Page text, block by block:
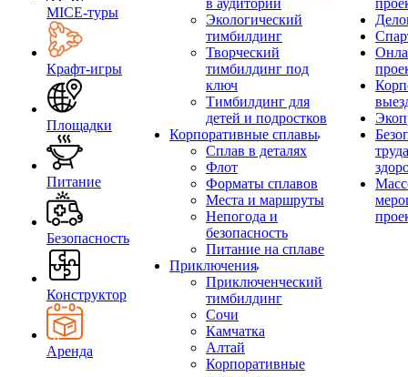
MICE‑туры
Крафт-игры
Площадки
Питание
Безопасность
Конструктор
Аренда
в аудитории
Экологический
тимбилдинг
Творческий
тимбилдинг под
ключ
Тимбилдинг для
детей и подростков
Корпоративные сплавы
Сплав в деталях
Флот
Форматы сплавов
Места и маршруты
Непогода и
безопасность
Питание на сплаве
Приключения
Приключенческий
тимбилдинг
Сочи
Камчатка
Алтай
Корпоративные